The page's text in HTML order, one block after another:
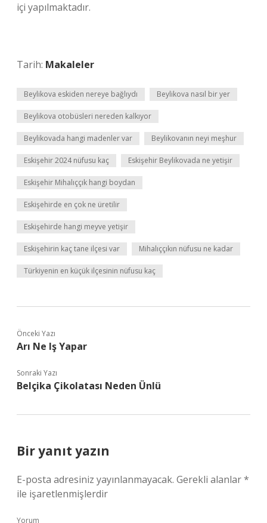
içi yapılmaktadır.
Tarih: Makaleler
Beylikova eskiden nereye bağlıydı Beylikova nasıl bir yer
Beylikova otobüsleri nereden kalkıyor
Beylikovada hangi madenler var Beylikovanın neyi meşhur
Eskişehir 2024 nüfusu kaç Eskişehir Beylikovada ne yetişir
Eskişehir Mihalıççık hangi boydan
Eskişehirde en çok ne üretilir
Eskişehirde hangi meyve yetişir
Eskişehirin kaç tane ilçesi var Mihalıççıkın nüfusu ne kadar
Türkiyenin en küçük ilçesinin nüfusu kaç
Önceki Yazı
Arı Ne Iş Yapar
Sonraki Yazı
Belçika Çikolatası Neden Ünlü
Bir yanıt yazın
E-posta adresiniz yayınlanmayacak. Gerekli alanlar*
ile işaretlenmişlerdir
Yorum